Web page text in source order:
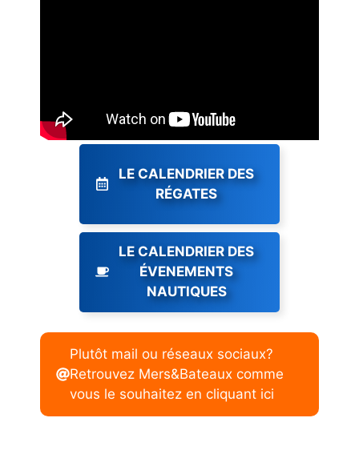
LE CALENDRIER DES
RÉGATES
LE CALENDRIER DES
ÉVENEMENTS
NAUTIQUES
Plutôt mail ou réseaux sociaux?
Retrouvez Mers&Bateaux comme
vous le souhaitez en cliquant ici